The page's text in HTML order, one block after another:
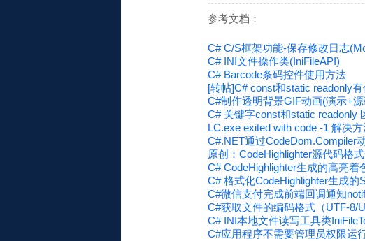
参考文档：
C# C/S框架功能-保存修改日志
C# INI文件操作类(IniFileAPI)
C# Barcode条码控件使用方法
[转帖]C# const和static readonly
C#制作透明背景GIF动画(演示+源
C# 关键字const和static readonly
LC.exe exited with code -1 解决方
C#.NET通过CodeDom.Compiler
原创：CodeHighlighter源代码格
C# CodeHighlighter生成的高亮着
C# 格式化CodeHighlighter生成的
C#微信支付完成前端回调通知
C#获取文件的编码格式（UTF-8/
C# INI本地文件读写工具类
C#应用程序不需要管理员权限运